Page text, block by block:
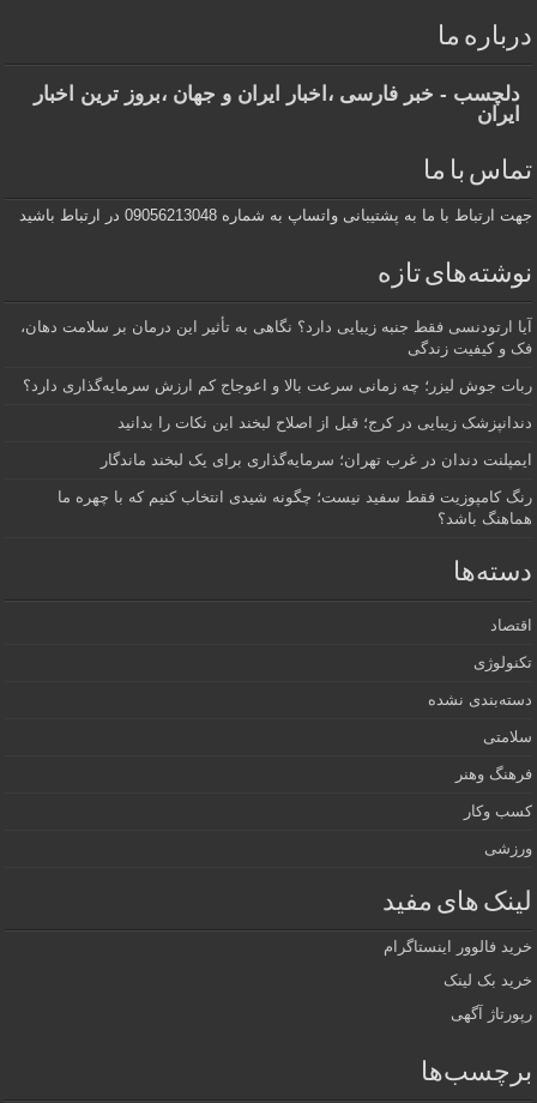
درباره ما
دلچسب - خبر فارسی ،اخبار ایران و جهان ،بروز ترین اخبار
ایران
تماس با ما
جهت ارتباط با ما به پشتیبانی واتساپ به شماره 09056213048 در ارتباط باشید
نوشته‌های تازه
آیا ارتودنسی فقط جنبه زیبایی دارد؟ نگاهی به تأثیر این درمان بر سلامت دهان،
فک و کیفیت زندگی
ربات جوش لیزر؛ چه زمانی سرعت بالا و اعوجاج کم ارزش سرمایه‌گذاری دارد؟
دندانپزشک زیبایی در کرج؛ قبل از اصلاح لبخند این نکات را بدانید
ایمپلنت دندان در غرب تهران؛ سرمایه‌گذاری برای یک لبخند ماندگار
رنگ کامپوزیت فقط سفید نیست؛ چگونه شیدی انتخاب کنیم که با چهره ما
هماهنگ باشد؟
دسته‌ها
اقتصاد
تکنولوژی
دسته‌بندی نشده
سلامتی
فرهنگ وهنر
کسب وکار
ورزشی
لینک های مفید
خرید فالوور اینستاگرام
خرید بک لینک
رپورتاژ آگهی
برچسب‌ها